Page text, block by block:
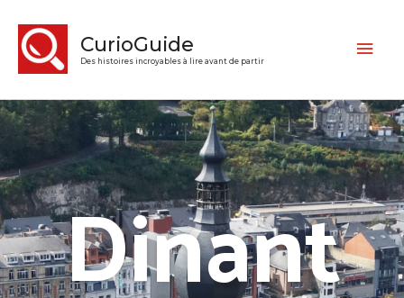
CurioGuide
Des histoires incroyables à lire avant de partir
Dinant